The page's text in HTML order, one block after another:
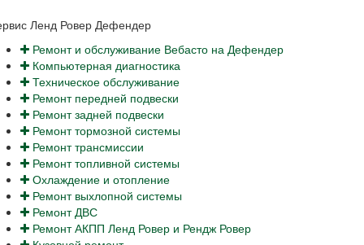
Ленд Ровер Дефендер
Ремонт и обслуживание Вебасто на Дефендер
Компьютерная диагностика
Техническое обслуживание
Ремонт передней подвески
Ремонт задней подвески
Ремонт тормозной системы
Ремонт трансмиссии
Ремонт топливной системы
Охлаждение и отопление
Ремонт выхлопной системы
Ремонт ДВС
Ремонт АКПП Ленд Ровер и Рендж Ровер